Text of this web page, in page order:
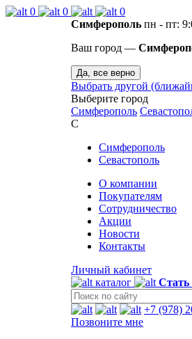
0 0
0
Симферополь пн - пт:
Ваш город —
Да, все верно
Выбрать другой
Выберите город
Симферополь
С
Симферополь
Севастополь
О компании
Покупателям
Сотрудничество
Акции
Новости
Контакты
Личный кабинет
каталог
Стать
+7 (978)
Позвоните мне